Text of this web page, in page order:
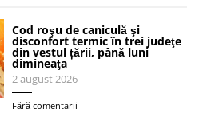
Cod roşu de caniculă şi
disconfort termic în trei judeţe
din vestul țării, până luni
dimineaţa
2 august 2026
Fără comentarii